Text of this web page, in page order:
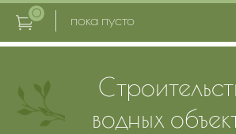
водных
0 пока пусто
Главная